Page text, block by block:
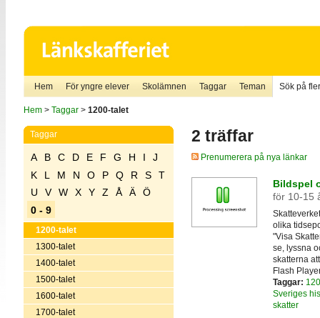
Hem För yngre elever Skolämnen Taggar Teman Sök på
Hem> Taggar> 1200-talet
Taggar
A B C D E F G H I
J
K
L M N O P Q R S
T
U
V W X Y Z Å Ä
Ö
0 - 9
1200-talet
1300-talet
1400-talet
1500-talet
1600-talet
1700-talet
2 träffar
Prenumerera på nya länkar
Bildspel
för 10-15
olika
"Visa
se, lyssna
skatterna
Flash
Taggar:
Sveriges
skatter